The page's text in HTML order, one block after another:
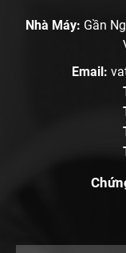
Nhà Máy: Gần
Email: